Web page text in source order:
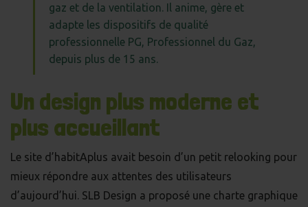
gaz et de la ventilation. Il anime, gère et
adapte les dispositifs de qualité
professionnelle PG, Professionnel du Gaz,
depuis plus de 15 ans.
Un design plus moderne et
plus accueillant
Le site d’habitAplus avait besoin d’un petit relooking pour
mieux répondre aux attentes des utilisateurs
d’aujourd’hui. SLB Design a proposé une charte graphique